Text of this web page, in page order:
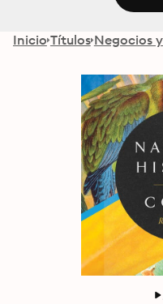
Inicio Títulos Negocios